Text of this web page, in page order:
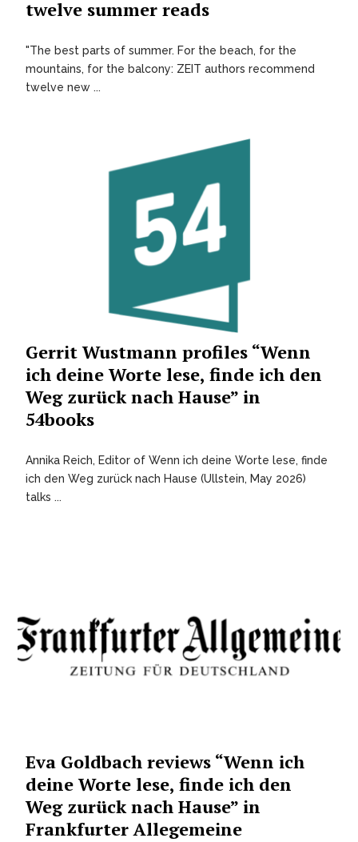
twelve summer reads
"The best parts of summer. For the beach, for the
mountains, for the balcony: ZEIT authors recommend
twelve new ...
Gerrit Wustmann profiles “Wenn
ich deine Worte lese, finde ich den
Weg zurück nach Hause” in
54books
Annika Reich, Editor of Wenn ich deine Worte lese, finde
ich den Weg zurück nach Hause (Ullstein, May 2026)
talks ...
Eva Goldbach reviews “Wenn ich
deine Worte lese, finde ich den
Weg zurück nach Hause” in
Frankfurter Allegemeine